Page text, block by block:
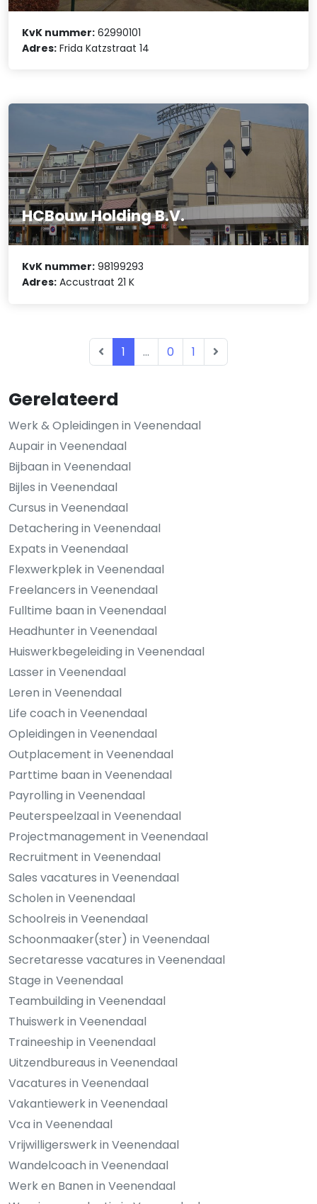
Gerelateerd
Werk & Opleidingen in Veenendaal
Aupair in Veenendaal
Bijbaan in Veenendaal
Bijles in Veenendaal
Cursus in Veenendaal
Detachering in Veenendaal
Expats in Veenendaal
Flexwerkplek in Veenendaal
Freelancers in Veenendaal
Fulltime baan in Veenendaal
Headhunter in Veenendaal
Huiswerkbegeleiding in Veenendaal
Lasser in Veenendaal
Leren in Veenendaal
Life coach in Veenendaal
Opleidingen in Veenendaal
Outplacement in Veenendaal
Parttime baan in Veenendaal
Payrolling in Veenendaal
Peuterspeelzaal in Veenendaal
Projectmanagement in Veenendaal
Recruitment in Veenendaal
Sales vacatures in Veenendaal
Scholen in Veenendaal
Schoolreis in Veenendaal
Schoonmaaker(ster) in Veenendaal
Secretaresse vacatures in Veenendaal
Stage in Veenendaal
Teambuilding in Veenendaal
Thuiswerk in Veenendaal
Traineeship in Veenendaal
Uitzendbureaus in Veenendaal
Vacatures in Veenendaal
Vakantiewerk in Veenendaal
Vca in Veenendaal
Vrijwilligerswerk in Veenendaal
Wandelcoach in Veenendaal
Werk en Banen in Veenendaal
KvK nummer: 62990101
Adres: Frida Katzstraat 14
HCBouw Holding B.V.
KvK nummer: 98199293
Adres: Accustraat 21 K
1 ... 0 1